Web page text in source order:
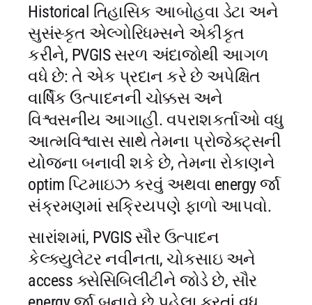
Historical તિહાસિક આબોહવા ડેટા અને
સુસંસ્કૃત એલ્ગોરિધમ્સને એકીકૃત
કરીને, PVGIS સરળ અંદાજોથી આગળ
વધે છે: તે એક પ્રદાન કરે છે અપેક્ષિત
વાર્ષિક ઉત્પાદનની ચોક્કસ અને
વિશ્વસનીય આગાહી. વપરાશકર્તાઓ વધુ
આત્મવિશ્વાસ સાથે તેમના પ્રોજેક્ટ્સની
યોજના બનાવી શકે છે, તેમના રોકાણને
optim પ્ટિમાઇઝ કરવું અથવા energy ર્જા
સંક્રમણમાં સક્રિયપણે ફાળો આપવો.
સારાંશમાં, PVGIS સૌર ઉત્પાદન
કેલ્ક્યુલેટર નવીનતા, ચોકસાઇ અને
access ક્સેસિબિલીટીને જોડે છે, સૌર